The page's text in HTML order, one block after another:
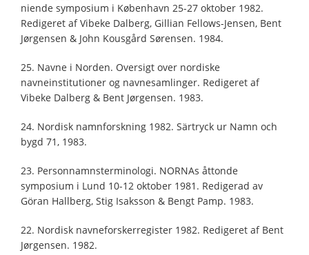
niende symposium i København 25-27 oktober 1982.
Redigeret af Vibeke Dalberg, Gillian Fellows-Jensen, Bent
Jørgensen & John Kousgård Sørensen. 1984.
25. Navne i Norden. Oversigt over nordiske
navneinstitutioner og navnesamlinger. Redigeret af
Vibeke Dalberg & Bent Jørgensen. 1983.
24. Nordisk namnforskning 1982. Särtryck ur Namn och
bygd 71, 1983.
23. Personnamnsterminologi. NORNAs åttonde
symposium i Lund 10-12 oktober 1981. Redigerad av
Göran Hallberg, Stig Isaksson & Bengt Pamp. 1983.
22. Nordisk navneforskerregister 1982. Redigeret af Bent
Jørgensen. 1982.